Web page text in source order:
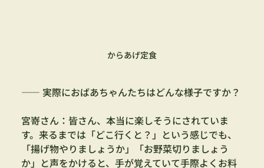
からあげ定食
—— 実際におばあちゃんたちはどんな様子ですか？
宮嵜さん： 皆さん、本当に楽しそうにされていま
す。 来るまでは「どこ行くと？」という感じでも、
「揚げ物やりましょうか」「お野菜切りましょう
か」と声をかけると、手が覚えていて手際よくお料